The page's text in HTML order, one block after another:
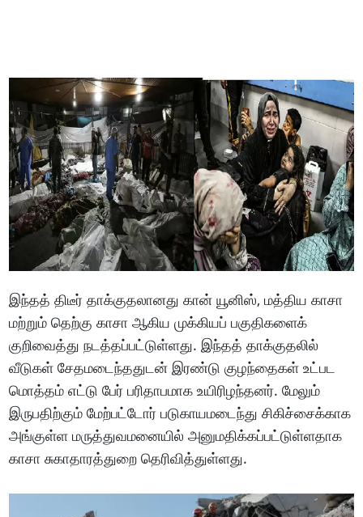
இந்தத் திடீர் தாக்குதலானது கான் யூனிஸ், மத்திய காசா
மற்றும் தெற்கு காசா ஆகிய முக்கியப் பகுதிகளைக்
குறிவைத்து நடத்தப்பட்டுள்ளது. இந்தத் தாக்குதலில்
வீடுகள் சேதமடைந்ததுடன் இரண்டு குழந்தைகள் உட்பட
மொத்தம் எட்டு பேர் பரிதாபமாக உயிரிழந்தனர். மேலும்
இருபதிற்கும் மேற்பட்டோர் படுகாயமடைந்து சிகிச்சைக்காக
அங்குள்ள மருத்துவமனையில் அனுமதிக்கப்பட்டுள்ளதாக
காசா சுகாதாரத்துறை தெரிவித்துள்ளது.